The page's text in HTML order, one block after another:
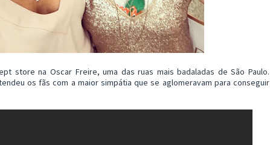
store na Oscar Freire, uma das ruas mais badaladas de São Paulo.
os fãs com a maior simpátia que se aglomeravam para conseguir